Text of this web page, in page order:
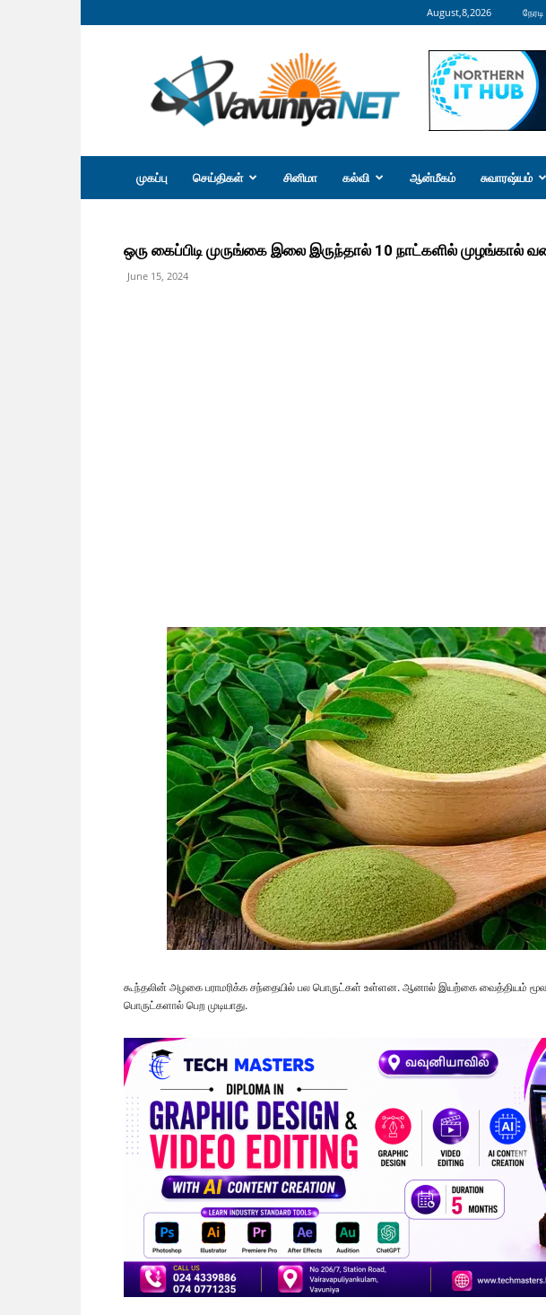
August,8,2026
வவுனியா
நெற்
முகப்பு செய்திகள் சினிமா கல்வி ஆன்மீகம் சுவாரஷ்யம்
ஒரு கைப்பிடி முருங்கை இலை இருந்தால் 10 நாட்களில் முழங்கால்
June 15, 2024
கூந்தலின் அழகை பராமரிக்க சந்தையில் பல பொருட்கள் உள்ளன. ஆனால் இயற்கை வைத்தியம்
பொருட்களால் பெற முடியாது.